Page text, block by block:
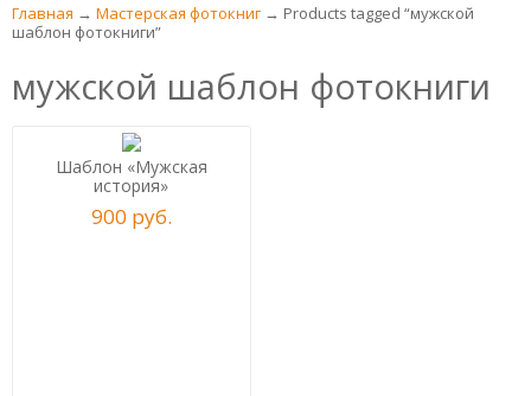
Главная → Мастерская фотокниг → Products tagged “мужской
шаблон фотокниги”
мужской шаблон фотокниги
Шаблон «Мужская
история»
900 руб.